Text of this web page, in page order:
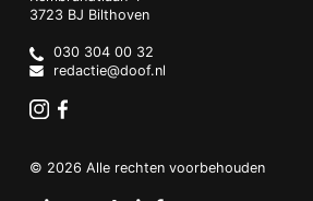
3723 BJ Bilthoven
Netherlands
030 304 00 32
redactie@doof.nl
© 2026 Alle rechten voorbehouden